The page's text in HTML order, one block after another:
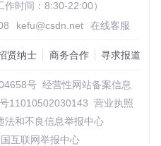
作时间：8:30-22:00）
kefu@csdn.net 在线客服
贤纳士 商务合作 寻求报道
号 经营性网站备案信息
11010502030143 营业执照
法和不良信息举报中心
互联网举报中心